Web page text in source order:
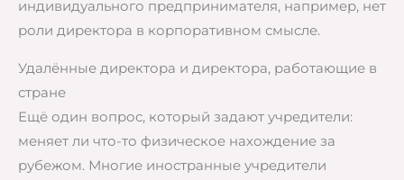
индивидуального предпринимателя, например, нет
роли директора в корпоративном смысле.
Удалённые директора и директора, работающие в
стране
Ещё один вопрос, который задают учредители:
меняет ли что-то физическое нахождение за
рубежом. Многие иностранные учредители